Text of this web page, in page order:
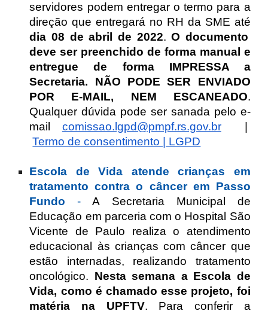
servidores podem entregar o termo para a
direção que entregará no RH da SME até
dia 08 de abril de 2022.O documento
deve ser preenchido de forma manual e
entregue de forma IMPRESSA a
Secretaria. NÃO PODE SER ENVIADO
POR E-MAIL, NEM ESCANEADO.
Qualquer dúvida pode ser sanada pelo e-
mail comissao.lgpd@pmpf.rs.gov.br|
Termo de consentimento | LGPD
Escola de Vida atende crianças em
tratamento contra o câncer em Passo
Fundo - A Secretaria Municipal de
Educação em parceria com o Hospital São
Vicente de Paulo realiza o atendimento
educacional às crianças com câncer que
estão internadas, realizando tratamento
oncológico. Nesta semana a Escola de
Vida, como é chamado esse projeto, foi
matéria na UPFTV. Para conferir a